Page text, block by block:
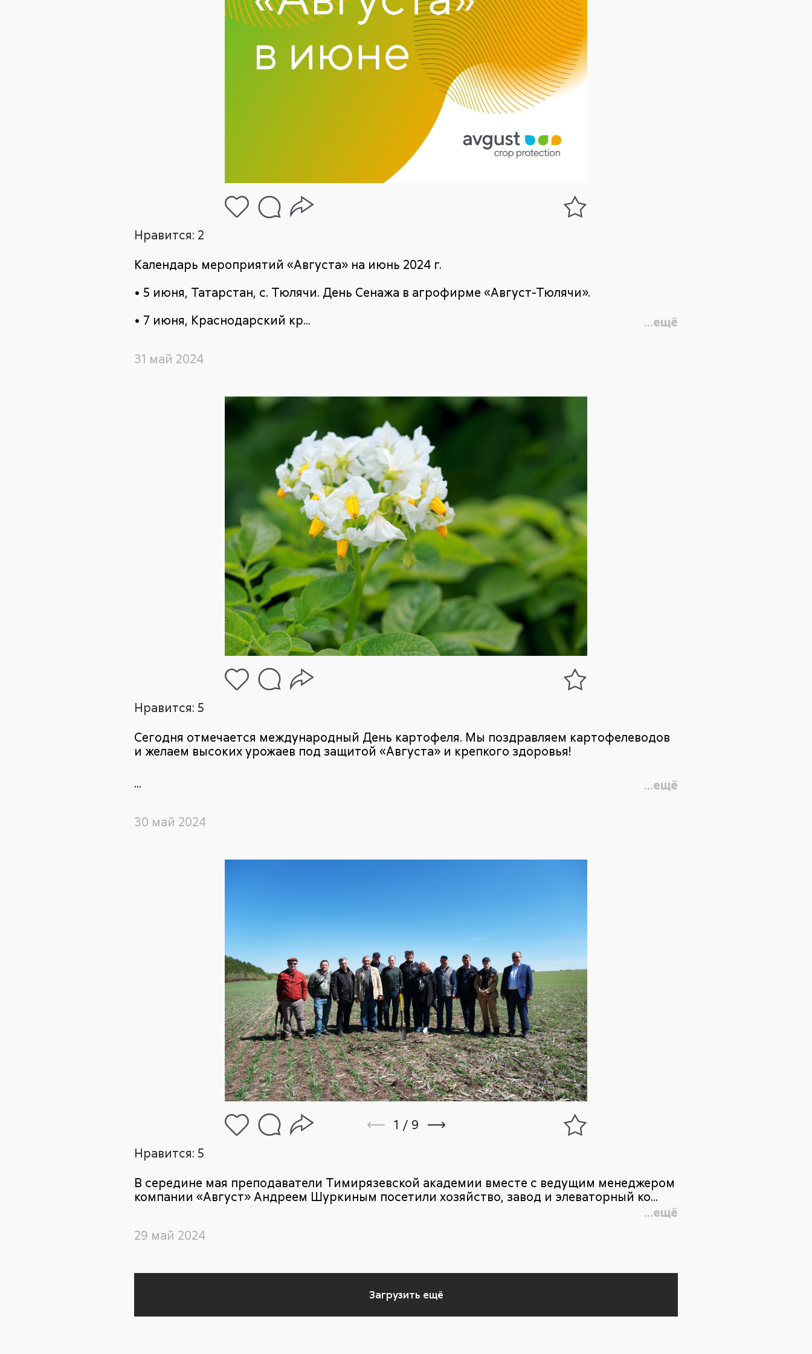
Нравится: 2
Календарь мероприятий «Августа» на июнь 2024 г.
• 5 июня, Татарстан, с. Тюлячи. День Сенажа в агрофирме «Август-Тюлячи».
• 7 июня, Краснодарский кр...
...ещё
31 май 2024
Нравится: 5
Сегодня отмечается международный День картофеля. Мы поздравляем картофелеводов
и желаем высоких урожаев под защитой «Августа» и крепкого здоровья!
... ...ещё
30 май 2024
1 / 9
Нравится: 5
В середине мая преподаватели Тимирязевской академии вместе с ведущим менеджером
компании «Август» Андреем Шуркиным посетили хозяйство, завод и элеваторный ко...
...ещё
29 май 2024
Загрузить ещё